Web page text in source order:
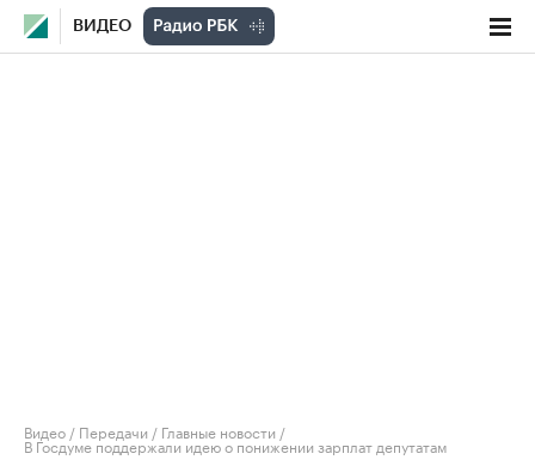
ВИДЕО
Видео / Передачи / Главные новости /
В Госдуме поддержали идею о понижении зарплат депутатам